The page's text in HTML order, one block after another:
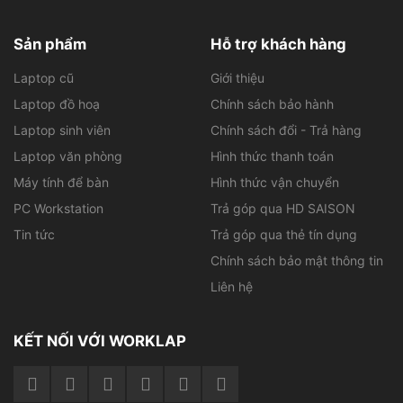
được thể hiện qua phần khung máy được gia công chắc
chắn. Điều này đảm bảo sự an tâm cho người sử dụng,
đặc biệt là trong những tình huống va chạm không
mong muốn, khi các linh kiện bên trong vẫn được bảo
vệ tốt.
Worklap.vn luôn cập nhật các dòng laptop
workstation mới cho dân chuyên nghiệp như:
Sản phẩm
Laptop cũ
Laptop đồ hoạ
Laptop sinh viên
Laptop văn phòng
Máy tính để bàn
PC Workstation
Tin tức
Hỗ trợ khách hàng
Giới thiệu
Chính sách bảo hành
Chính sách đổi - Trả hàng
Hình thức thanh toán
Hình thức vận chuyển
Trả góp qua HD SAISON
Trả góp qua thẻ tín dụng
Chính sách bảo mật thông tin
Liên hệ
KẾT NỐI VỚI WORKLAP